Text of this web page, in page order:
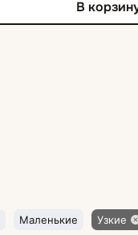
В
Маленькие Узкие